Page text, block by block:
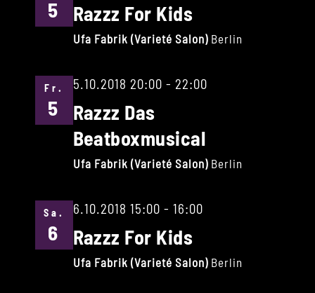
5 Razzz For Kids
Ufa Fabrik (Varieté Salon) Berlin
Fr.
5
5.10.2018 20:00 - 22:00
Razzz Das
Beatboxmusical
Ufa Fabrik (Varieté Salon) Berlin
Sa.
6
6.10.2018 15:00 - 16:00
Razzz For Kids
Ufa Fabrik (Varieté Salon) Berlin